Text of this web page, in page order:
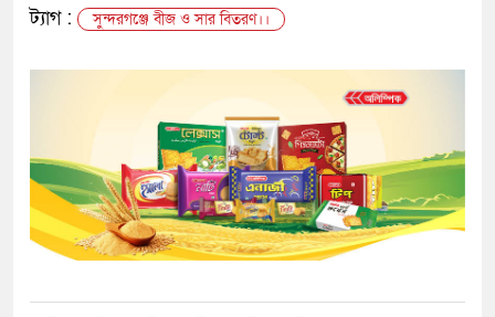
ট্যাগ :
সুন্দরগঞ্জে বীজ ও সার বিতরণ।।